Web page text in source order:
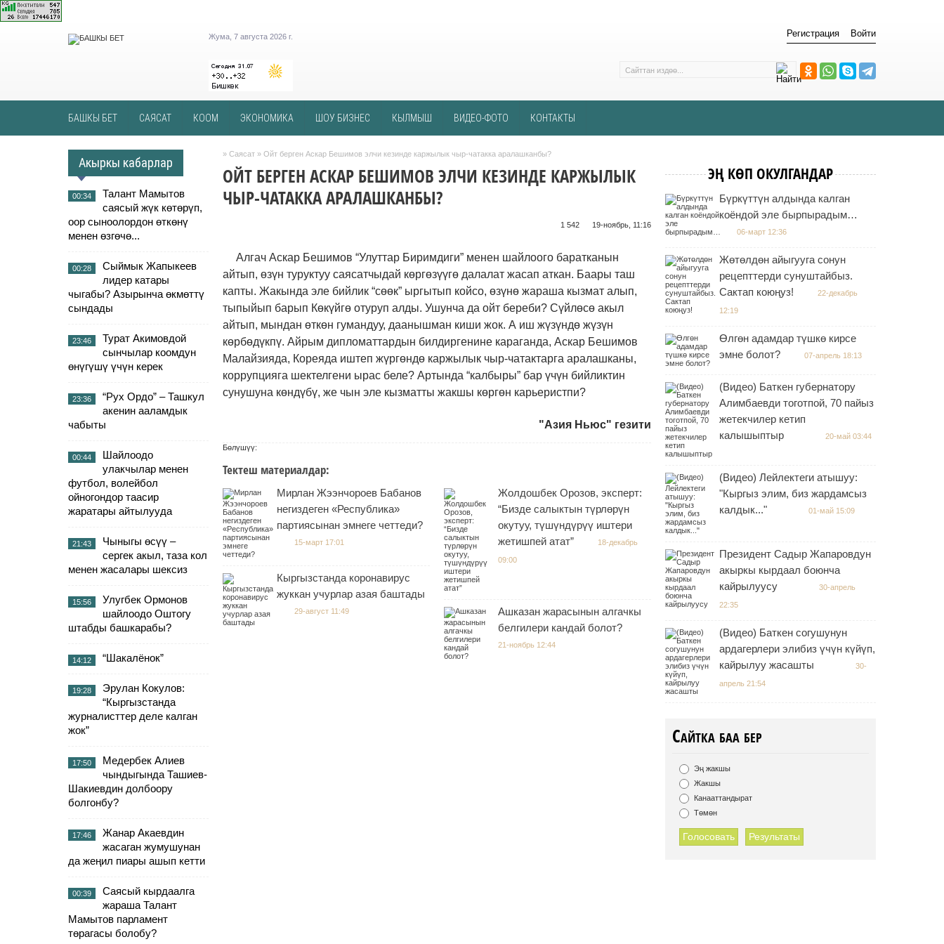
Жума, 7 августа 2026 г. Регистрация Войти
БАШКЫ БЕТ САЯСАТ КООМ ЭКОНОМИКА ШОУ БИЗНЕС КЫЛМЫШ ВИДЕО-ФОТО КОНТАКТЫ
Акыркы кабарлар
00:34
Талант Мамытов
саясый жүк көтөрүп,
оор сыноолордон өткөнү
менен өзгөчө...
00:28
Сыймык Жапыкеев
лидер катары
чыгабы? Азырынча өкмөттү
сындады
23:46
Турат Акимовдой
сынчылар коомдун
өнүгүшү үчүн керек
23:36
“Рух Ордо” – Ташкул
акенин ааламдык
чабыты
00:44
Шайлоодо
улакчылар менен
футбол, волейбол
ойногондор таасир
жаратары айтылууда
21:43
Чыныгы өсүү –
сергек акыл, таза кол
менен жасалары шексиз
15:56
Улугбек Ормонов
шайлоодо Оштогу
штабды башкарабы?
14:12 “Шакалёнок”
19:28
Эрулан Кокулов:
“Кыргызстанда
журналисттер деле калган
жок”
17:50
Медербек Алиев
чындыгында Ташиев-
Шакиевдин долбоору
болгонбу?
17:46
Жанар Акаевдин
жасаган жумушунан
да жеңил пиары ашып кетти
00:39
Саясый кырдаалга
жараша Талант
Мамытов парламент
төрагасы болобу?
» Саясат » Ойт берген Аскар Бешимов элчи кезинде каржылык чыр-чатакка аралашканбы?
ОЙТ БЕРГЕН АСКАР БЕШИМОВ ЭЛЧИ КЕЗИНДЕ КАРЖЫЛЫК
ЧЫР-ЧАТАККА АРАЛАШКАНБЫ?
19-ноябрь, 11:16
1 542 ᠌ ᠌ ᠌ ᠌᠌ ᠌ ᠌᠌
Алгач Аскар Бешимов “Улуттар Биримдиги” менен шайлоого баратканын
айтып, өзүн туруктуу саясатчыдай көргөзүүгө далалат жасап аткан. Баары таш
капты. Жакында эле бийлик “сөөк” ыргытып койсо, өзүнө жараша кызмат алып,
тыпыйып барып Көкүйгө отуруп алды. Ушунча да ойт береби? Сүйлөсө акыл
айтып, мындан өткөн гумандуу, даанышман киши жок. А иш жүзүндө жүзүн
көрбөдүкпү. Айрым дипломаттардын билдиргенине караганда, Аскар Бешимов
Малайзияда, Кореяда иштеп жүргөндө каржылык чыр-чатактарга аралашканы,
коррупцияга шектелгени ырас беле? Артында “калбыры” бар үчүн бийликтин
сунушуна көндүбү, же чын эле кызматты жакшы көргөн карьеристпи?
"Азия Ньюс" гезити
Бөлүшүү:
Тектеш материалдар:
Мирлан Жээнчороев Бабанов
негиздеген «Республика»
партиясынан эмнеге четтеди?
15-март 17:01
Кыргызстанда коронавирус
жуккан учурлар азая баштады
29-август 11:49
Жолдошбек Орозов, эксперт:
“Бизде салыктын түрлөрүн
окутуу, түшүндүрүү иштери
жетишпей атат”
18-декабрь
09:00
Ашказан жарасынын алгачкы
белгилери кандай болот?
21-ноябрь 12:44
ЭҢ КӨП ОКУЛГАНДАР
Бүркүттүн алдында калган
коёндой эле бырпырадым…
06-март 12:36
Жөтөлдөн айыгууга сонун
рецепттерди сунуштайбыз.
Сактап коюңуз!
22-декабрь
12:19
Өлгөн адамдар түшкө кирсе
эмне болот?
07-апрель 18:13
(Видео) Баткен губернатору
Алимбаевди тоготпой, 70 пайыз
жетекчилер кетип
калышыптыр
20-май 03:44
(Видео) Лейлектеги атышуу:
"Кыргыз элим, биз жардамсыз
калдык..."
01-май 15:09
Президент Садыр Жапаровдун
акыркы кырдаал боюнча
кайрылуусу
30-апрель
22:35
(Видео) Баткен согушунун
ардагерлери элибиз үчүн күйүп,
кайрылуу жасашты
30-
апрель 21:54
Сайтка баа бер
Эң жакшы
Жакшы
Канааттандырат
Төмөн
Голосовать Результаты